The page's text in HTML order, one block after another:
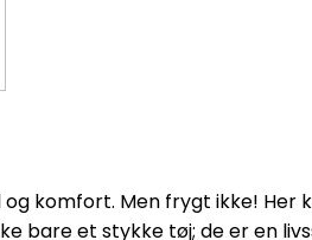
komfort. Men frygt ikke! Her
bare et stykke tøj; de er en